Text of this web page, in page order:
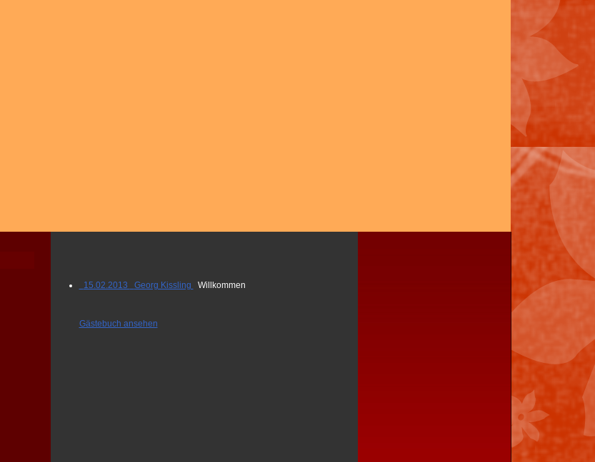
15.02.2013 Georg Kissling Willkommen
Gästebuch ansehen